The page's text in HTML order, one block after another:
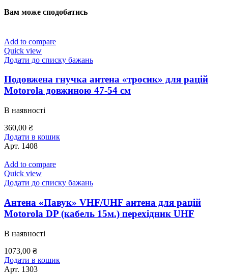
Вам може сподобатись
Add to compare
Quick view
Додати до списку бажань
Подовжена гнучка антена «тросик» для рацій
Motorola довжиною 47-54 см
В наявності
360,00 ₴
Додати в кошик
Арт. 1408
Add to compare
Quick view
Додати до списку бажань
Антена «Павук» VHF/UHF антена для рацій
Motorola DP (кабель 15м.) перехідник UHF
В наявності
1073,00 ₴
Додати в кошик
Арт. 1303